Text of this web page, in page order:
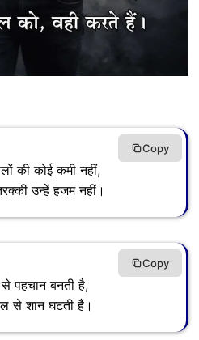
की कोई कमी नहीं,
उन्हें हजम नहीं।
Copy
से पहचान बनती है,
से शान घटती है।
Copy